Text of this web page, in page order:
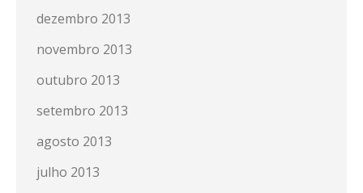
dezembro 2013
novembro 2013
outubro 2013
setembro 2013
agosto 2013
julho 2013